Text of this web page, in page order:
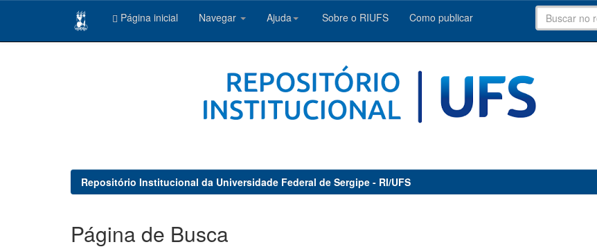
Página inicial Navegar Ajuda Sobre o RIUFS Como publicar
Repositório Institucional da Universidade Federal de Sergipe - RI/UFS
Página de Busca